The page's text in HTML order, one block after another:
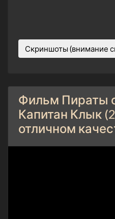
Скриншоты (внимание
Фильм Пираты
Капитан Клык
отличном